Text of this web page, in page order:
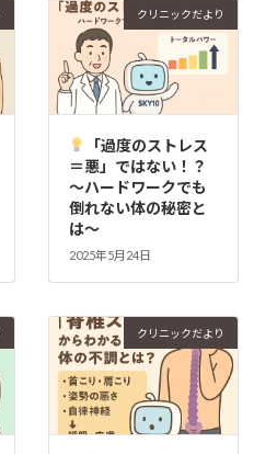
クリニックだより
「過度のストレス
＝悪」ではない！？
～ハードワークでも
倒れない体の秘密と
は～
2025年5月24日
クリニックだより